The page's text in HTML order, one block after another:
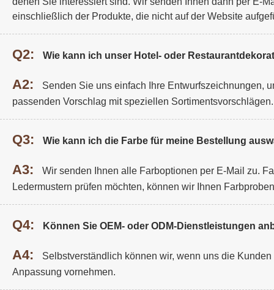
einschließlich der Produkte, die nicht auf der Website
Q2: Wie kann ich unser Hotel- oder
A2:
Senden Sie uns einfach Ihre Entwurfszeichnungen,
passenden Vorschlag mit speziellen Sortimentsvorschlägen.
Q3: Wie kann ich die Farbe für meine Bestellung
A3:
Wir senden Ihnen alle Farboptionen per E-Mail zu.
Ledermustern prüfen möchten, können wir Ihnen
Q4: Können Sie OEM- oder ODM-Dienstleistungen
A4:
Selbstverständlich können wir, wenn uns die
Anpassung vornehmen.